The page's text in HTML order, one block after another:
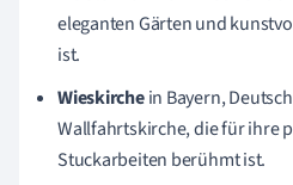
eleganten Gärten und
ist.
Wieskirchein Bayern,
Wallfahrtskirche, die für ihre
Stuckarbeiten berühmt ist.